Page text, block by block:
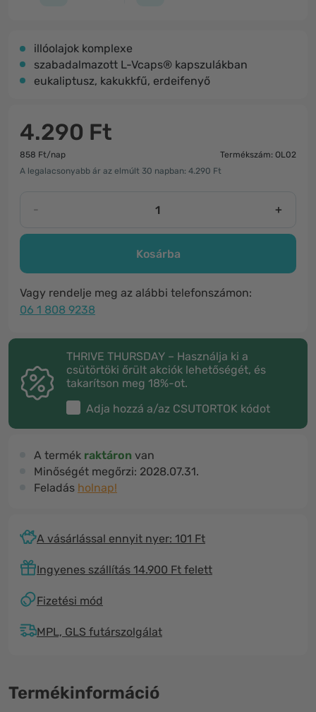
illóolajok komplexe
szabadalmazott L-Vcaps® kapszulákban
eukaliptusz, kakukkfű, erdeifenyő
4.290 Ft
858 Ft/nap
Termékszám: OL02
A legalacsonyabb ár az elmúlt 30 napban: 4.290 Ft
- +
Kosárba
Vagy rendelje meg az alábbi telefonszámon:
06 1 808 9238
THRIVE THURSDAY – Használja ki a
csütörtöki őrült akciók lehetőségét, és
takarítson meg 18%-ot.
Adja hozzá a/az CSUTORTOK kódot
A termék raktáron van
Minőségét megőrzi: 2028.07.31.
Feladás holnap!
A vásárlással ennyit nyer: 101 Ft
Ingyenes szállítás 14.900 Ft felett
Fizetési mód
MPL, GLS futárszolgálat
Termékinformáció